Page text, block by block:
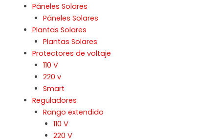
Páneles Solares
Páneles Solares
Plantas Solares
Plantas Solares
Protectores de voltaje
110 V
220 v
Smart
Reguladores
Rango extendido
110 V
220 V